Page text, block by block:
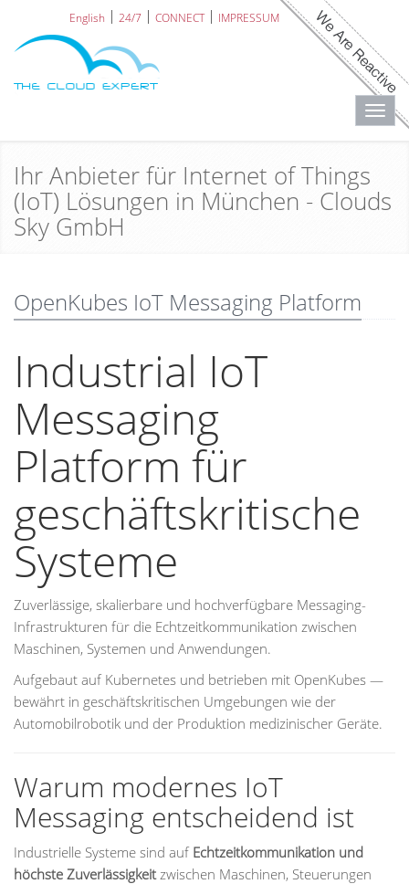
English 24/7 CONNECT IMPRESSUM
Ihr Anbieter für Internet of Things
(IoT) Lösungen in München - Clouds
Sky GmbH
OpenKubes IoT Messaging Platform
Industrial IoT
Messaging
Platform für
geschäftskritische
Systeme
Zuverlässige, skalierbare und hochverfügbare Messaging-
Infrastrukturen für die Echtzeitkommunikation zwischen
Maschinen, Systemen und Anwendungen.
Aufgebaut auf Kubernetes und betrieben mit OpenKubes —
bewährt in geschäftskritischen Umgebungen wie der
Automobilrobotik und der Produktion medizinischer Geräte.
Warum modernes IoT
Messaging entscheidend ist
Industrielle Systeme sind auf Echtzeitkommunikation und
höchste Zuverlässigkeitzwischen Maschinen, Steuerungen